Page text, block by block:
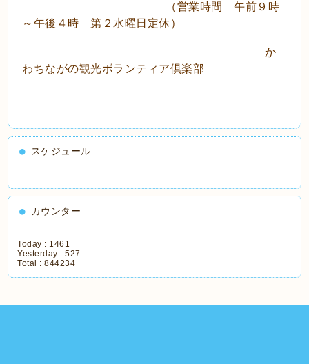
（営業時間 午前９時
～午後４時 第２水曜日定休）
か
わちながの観光ボランティア倶楽部
スケジュール
カウンター
Today : 1461
Yesterday :527
Total :844234